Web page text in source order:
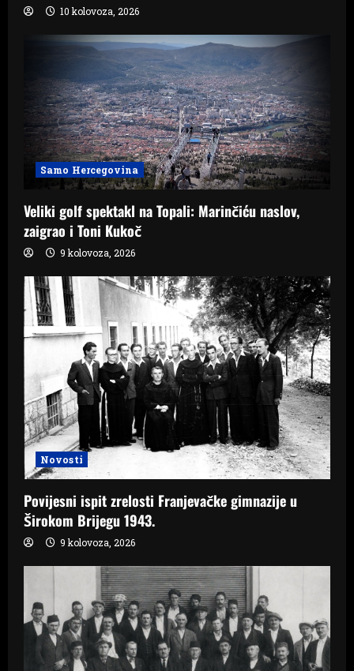
10 kolovoza, 2026
Samo Hercegovina
Veliki golf spektakl na Topali: Marinčiću naslov,
zaigrao i Toni Kukoč
9 kolovoza, 2026
Novosti
Povijesni ispit zrelosti Franjevačke gimnazije u
Širokom Brijegu 1943.
9 kolovoza, 2026